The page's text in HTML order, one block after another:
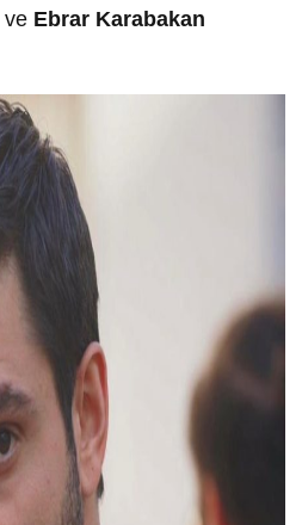
ve Ebrar Karabakan